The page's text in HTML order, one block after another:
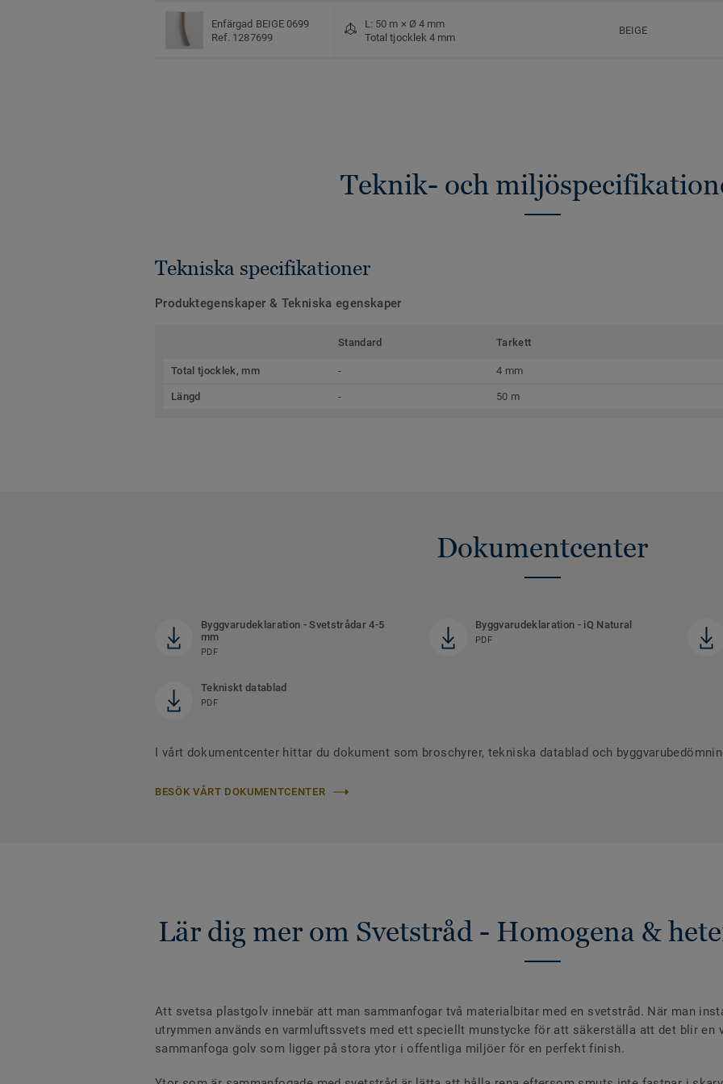
Enfärgad BEIGE 0699
Ref. 1287699
L: 50 m × Ø 4 mm
Total tjocklek 4 mm
BEIGE
Teknik- och
Tekniska specifikationer
Produktegenskaper & Tekniska egenskaper
Standard Tarkett
Total tjocklek, mm - 4 mm
Längd - 50 m
Dokumentcenter
Byggvarudeklaration - Svetstrådar 4-5
mm
PDF
Byggvarudeklaration - iQ Natural
PDF
Tekniskt datablad
PDF
I vårt dokumentcenter hittar du dokument som broschyrer, tekniska datablad och
BESÖK VÅRT DOKUMENTCENTER
Lär dig mer om Svetstråd - Homogena &
Att svetsa plastgolv innebär att man sammanfogar två materialbitar med en svetstråd. När man
utrymmen används en varmluftssvets med ett speciellt munstycke för att säkerställa att det blir en
sammanfoga golv som ligger på stora ytor i offentliga miljöer för en perfekt finish.